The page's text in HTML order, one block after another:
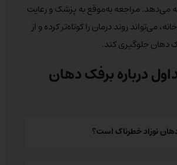
می‌دهد. مراجعه به‌موقع به پزشک و رعایت
می‌تواند روند درمان را کوتاه‌تر کرده و از
دهان جلوگیری کند.
درباره برفک دهان
نوزاد خطرناک است؟